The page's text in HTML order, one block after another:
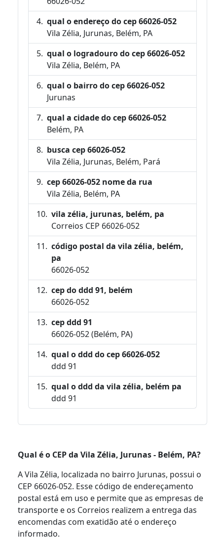
qual o endereço do cep 66026-052
Vila Zélia, Jurunas, Belém, PA
qual o logradouro do cep 66026-052
Vila Zélia, Belém, PA
qual o bairro do cep 66026-052
Jurunas
qual a cidade do cep 66026-052
Belém, PA
busca cep 66026-052
Vila Zélia, Jurunas, Belém, Pará
cep 66026-052 nome da rua
Vila Zélia, Belém, PA
vila zélia, jurunas, belém, pa
Correios CEP 66026-052
código postal da vila zélia, belém,
pa
66026-052
cep do ddd 91, belém
66026-052
cep ddd 91
66026-052 (Belém, PA)
qual o ddd do cep 66026-052
ddd 91
qual o ddd da vila zélia, belém pa
ddd 91
Qual é o CEP da Vila Zélia, Jurunas - Belém, PA?
A Vila Zélia, localizada no bairro Jurunas, possui o
CEP 66026-052. Esse código de endereçamento
postal está em uso e permite que as empresas de
transporte e os Correios realizem a entrega das
encomendas com exatidão até o endereço
informado.